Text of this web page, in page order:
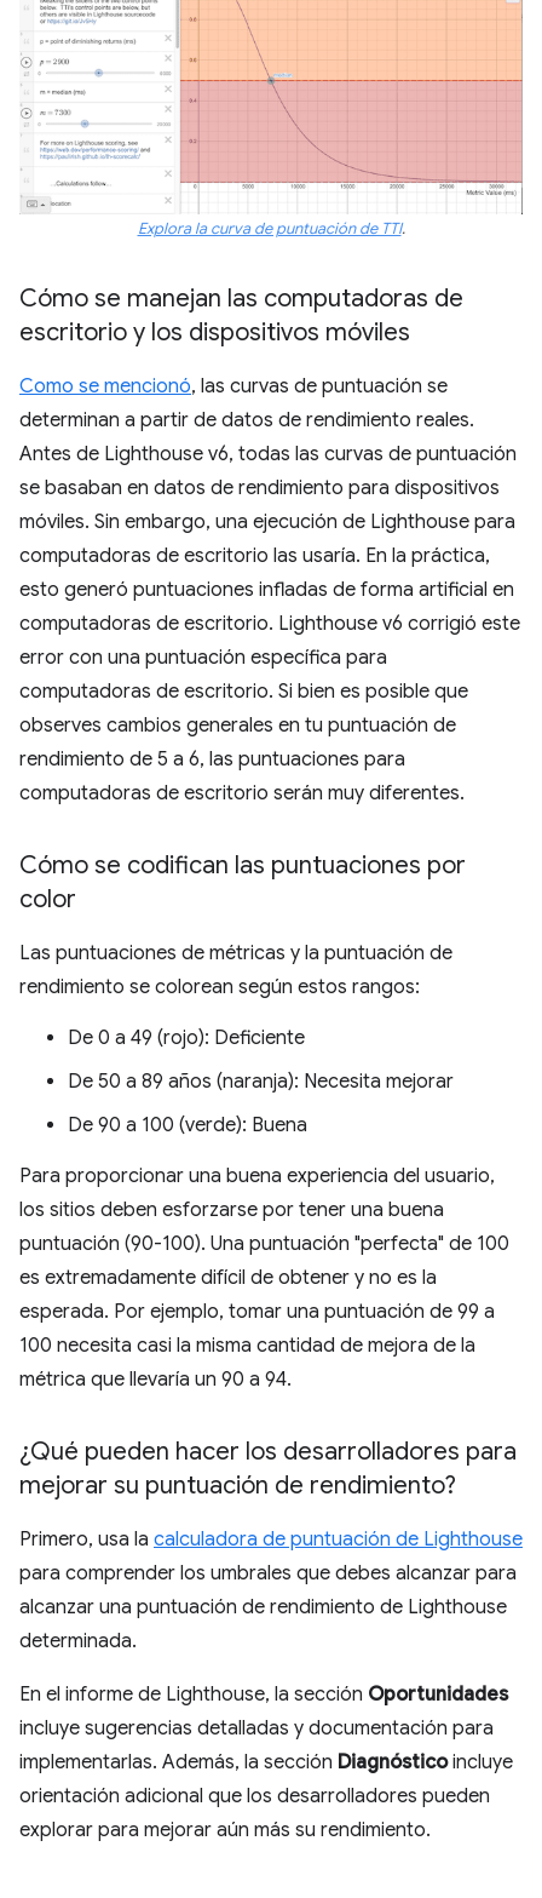
Explora la curva de puntuación de TTI.
Cómo se manejan las computadoras de
escritorio y los dispositivos móviles
Como se mencionó, las curvas de puntuación se
determinan a partir de datos de rendimiento reales.
Antes de Lighthouse v6, todas las curvas de puntuación
se basaban en datos de rendimiento para dispositivos
móviles. Sin embargo, una ejecución de Lighthouse para
computadoras de escritorio las usaría. En la práctica,
esto generó puntuaciones infladas de forma artificial en
computadoras de escritorio. Lighthouse v6 corrigió este
error con una puntuación específica para
computadoras de escritorio. Si bien es posible que
observes cambios generales en tu puntuación de
rendimiento de 5 a 6, las puntuaciones para
computadoras de escritorio serán muy diferentes.
Cómo se codifican las puntuaciones por
color
Las puntuaciones de métricas y la puntuación de
rendimiento se colorean según estos rangos:
De 0 a 49 (rojo): Deficiente
De 50 a 89 años (naranja): Necesita mejorar
De 90 a 100 (verde): Buena
Para proporcionar una buena experiencia del usuario,
los sitios deben esforzarse por tener una buena
puntuación (90-100). Una puntuación "perfecta" de 100
es extremadamente difícil de obtener y no es la
esperada. Por ejemplo, tomar una puntuación de 99 a
100 necesita casi la misma cantidad de mejora de la
métrica que llevaría un 90 a 94.
¿Qué pueden hacer los desarrolladores para
mejorar su puntuación de rendimiento?
Primero, usa la calculadora de puntuación de Lighthouse
para comprender los umbrales que debes alcanzar para
alcanzar una puntuación de rendimiento de Lighthouse
determinada.
En el informe de Lighthouse, la sección Oportunidades
incluye sugerencias detalladas y documentación para
implementarlas. Además, la sección Diagnósticoincluye
orientación adicional que los desarrolladores pueden
explorar para mejorar aún más su rendimiento.